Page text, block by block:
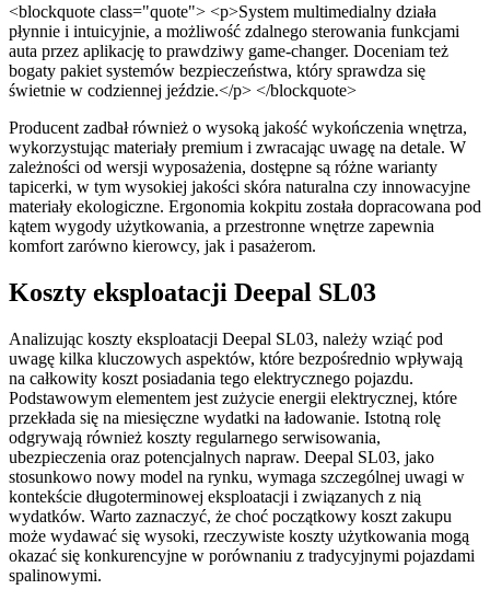
<blockquote class="quote"> <p>System multimedialny działa
płynnie i intuicyjnie, a możliwość zdalnego sterowania funkcjami
auta przez aplikację to prawdziwy game-changer. Doceniam też
bogaty pakiet systemów bezpieczeństwa, który sprawdza się
świetnie w codziennej jeździe.</p> </blockquote>
Producent zadbał również o wysoką jakość wykończenia wnętrza,
wykorzystując materiały premium i zwracając uwagę na detale. W
zależności od wersji wyposażenia, dostępne są różne warianty
tapicerki, w tym wysokiej jakości skóra naturalna czy innowacyjne
materiały ekologiczne. Ergonomia kokpitu została dopracowana pod
kątem wygody użytkowania, a przestronne wnętrze zapewnia
komfort zarówno kierowcy, jak i pasażerom.
Koszty eksploatacji Deepal SL03
Analizując koszty eksploatacji Deepal SL03, należy wziąć pod
uwagę kilka kluczowych aspektów, które bezpośrednio wpływają
na całkowity koszt posiadania tego elektrycznego pojazdu.
Podstawowym elementem jest zużycie energii elektrycznej, które
przekłada się na miesięczne wydatki na ładowanie. Istotną rolę
odgrywają również koszty regularnego serwisowania,
ubezpieczenia oraz potencjalnych napraw. Deepal SL03, jako
stosunkowo nowy model na rynku, wymaga szczególnej uwagi w
kontekście długoterminowej eksploatacji i związanych z nią
wydatków. Warto zaznaczyć, że choć początkowy koszt zakupu
może wydawać się wysoki, rzeczywiste koszty użytkowania mogą
okazać się konkurencyjne w porównaniu z tradycyjnymi pojazdami
spalinowymi.